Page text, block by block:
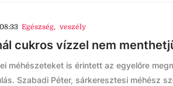
Egészség, veszély
cukros vízzel nem
méhészeteket is érintett az egyelőre
Szabadi Péter, sárkeresztesi méhész